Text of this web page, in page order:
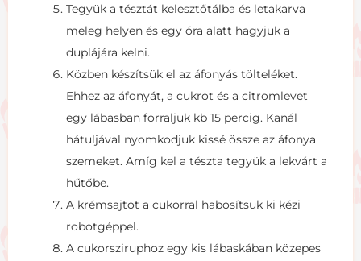
Tegyük a tésztát kelesztőtálba és letakarva
meleg helyen és egy óra alatt hagyjuk a
duplájára kelni.
Közben készítsük el az áfonyás tölteléket.
Ehhez az áfonyát, a cukrot és a citromlevet
egy lábasban forraljuk kb 15 percig. Kanál
hátuljával nyomkodjuk kissé össze az áfonya
szemeket. Amíg kel a tészta tegyük a lekvárt a
hűtőbe.
A krémsajtot a cukorral habosítsuk ki kézi
robotgéppel.
A cukorsziruphoz egy kis lábaskában közepes